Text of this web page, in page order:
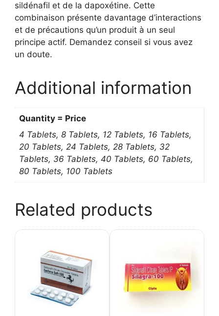
sildénafil et de la dapoxétine. Cette
combinaison présente davantage d’interactions
et de précautions qu’un produit à un seul
principe actif. Demandez conseil si vous avez
un doute.
Additional information
Quantity = Price
4 Tablets, 8 Tablets, 12 Tablets, 16 Tablets,
20 Tablets, 24 Tablets, 28 Tablets, 32
Tablets, 36 Tablets, 40 Tablets, 60 Tablets,
80 Tablets, 100 Tablets
Related products